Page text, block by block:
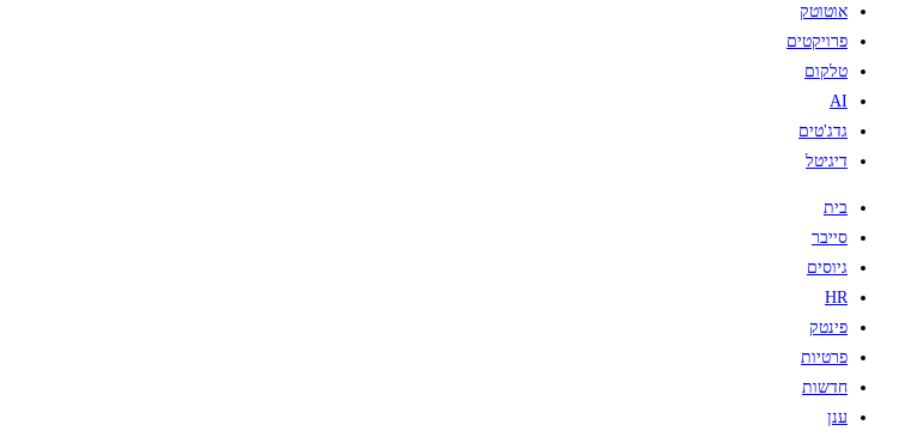
אוטוטק
פרויקטים
טלקום
AI
גדג'טים
דיגיטל
בית
סייבר
גיוסים
HR
פינטק
פרטיות
חדשות
ענן